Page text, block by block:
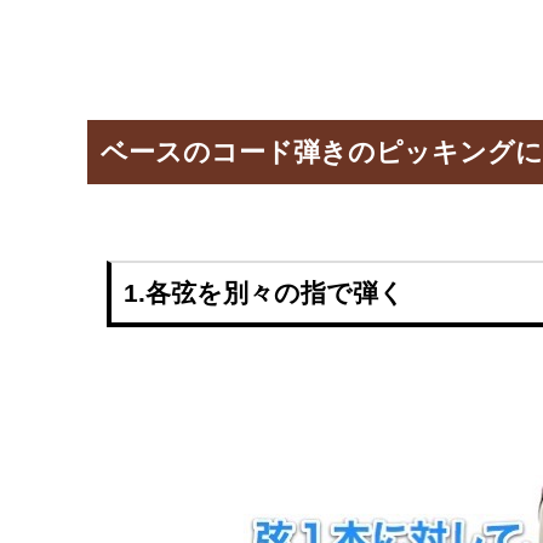
ベースのコード弾きのピッキング
1.各弦を別々の指で弾く